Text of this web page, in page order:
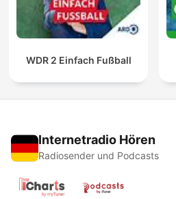
WDR 2 Einfach Fußball
Internetradio Hören
Radiosender und Podcasts